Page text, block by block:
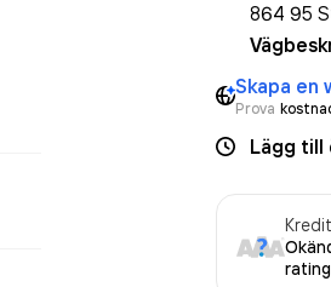
864 95
Skapa en
Prova
Lägg